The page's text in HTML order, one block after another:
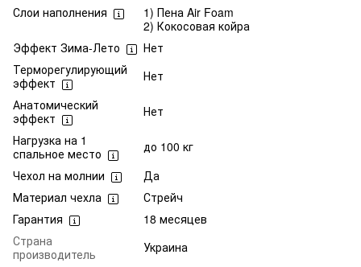
Слои наполнения
1) Пена Air Foam
2) Кокосовая койра
Эффект Зима-Лето
Нет
Терморегулирующий
эффект
Нет
Анатомический
эффект
Нет
Нагрузка на 1
спальное место
до 100 кг
Чехол на молнии
Да
Материал чехла
Стрейч
Гарантия
18 месяцев
Страна
производитель
Украина